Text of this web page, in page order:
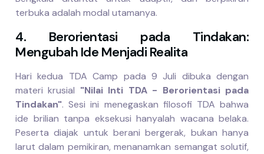
terbuka adalah modal utamanya.
4. Berorientasi pada Tindakan:
Mengubah Ide Menjadi Realita
Hari kedua TDA Camp pada 9 Juli dibuka dengan
materi krusial "Nilai Inti TDA - Berorientasi pada
Tindakan". Sesi ini menegaskan filosofi TDA bahwa
ide brilian tanpa eksekusi hanyalah wacana belaka.
Peserta diajak untuk berani bergerak, bukan hanya
larut dalam pemikiran, menanamkan semangat solutif,